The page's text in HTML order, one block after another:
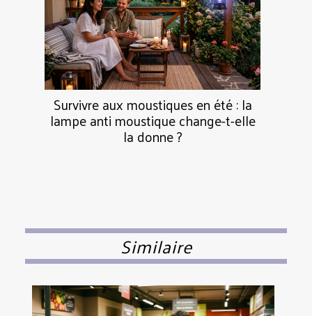
Survivre aux moustiques en été : la
lampe anti moustique change-t-elle
la donne ?
Similaire